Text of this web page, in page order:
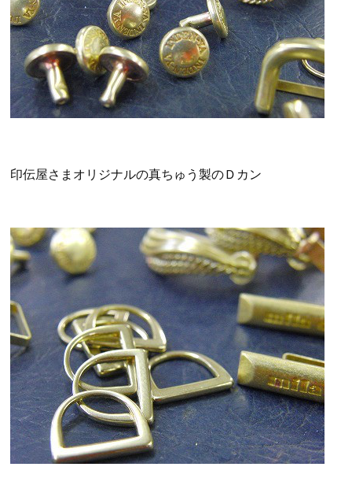
印伝屋さまオリジナルの真ちゅう製のＤカン